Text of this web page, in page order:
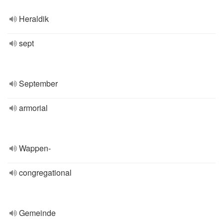
Heraldik
sept
September
armorial
Wappen-
congregational
Gemeinde